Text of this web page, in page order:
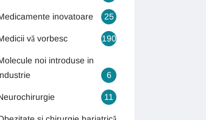
inovatoare 25
vă vorbesc 190
noi introduse in
6
11